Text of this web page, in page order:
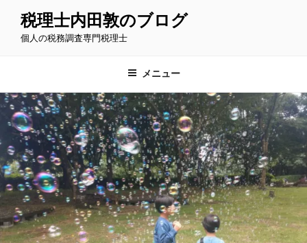
ス
キ
ッ
プ
税理士内田敦のブログ
個人の税務調査専門税理士
メニュー